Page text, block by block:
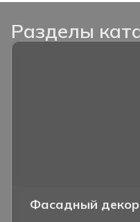
Разделы
Фасадный декор